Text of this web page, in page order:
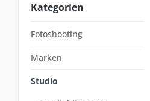
Kategorien
Fotoshooting
Marken
Studio